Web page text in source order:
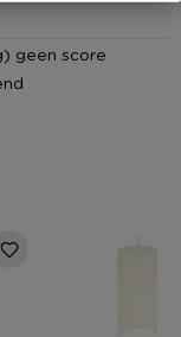
dus ga heerlijk
huis met
geen score